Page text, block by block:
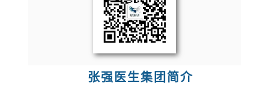
ABOUT US
张强医生集团（Dr. Smile Medical Group），成立
国著名血管外科专家张强医生。目前，集团在上